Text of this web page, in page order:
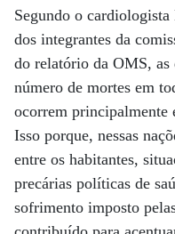
Segundo o
dos integrantes da
do relatório da OMS, as
número de mortes em
ocorrem principalmente
Isso porque, nessas
entre os habitantes,
precárias políticas de
sofrimento imposto